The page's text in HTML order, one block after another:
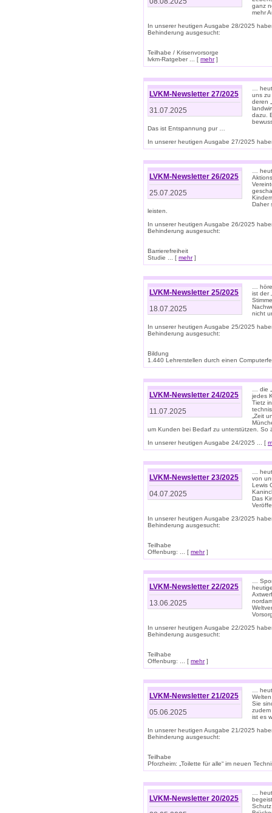
ganz
mehr
In unserer heutigen Ausgabe 28/2025
Behinderung ausgesucht:
Teilhabe / Krisenvorsorge
lvkm-Ratgeber ... [ mehr]
LVKM-Newsletter 27/2025
31.07.2025
…
uns zu
deren
dazu.
Das ist Entspannung pur …
In unserer heutigen Ausgabe 27/2025
LVKM-Newsletter 26/2025
25.07.2025
…
Daher
leisten.
In unserer heutigen Ausgabe 26/2025
Behinderung ausgesucht:
Barrierefreiheit
Studie ... [ mehr]
LVKM-Newsletter 25/2025
18.07.2025
…
ist der
nicht
In unserer heutigen Ausgabe 25/2025
Behinderung ausgesucht:
Bildung
1.440 Lehrerstellen durch einen
LVKM-Newsletter 24/2025
11.07.2025
… die
jedes
Tietz
„Zeit
um Kunden bei Bedarf zu unterstützen.
In unserer heutigen Ausgabe 24/2025 ... [
LVKM-Newsletter 23/2025
04.07.2025
…
von
Lewis
Das
In unserer heutigen Ausgabe 23/2025
Behinderung ausgesucht:
Teilhabe
Offenburg: ... [ mehr]
LVKM-Newsletter 22/2025
13.06.2025
…
In unserer heutigen Ausgabe 22/2025
Behinderung ausgesucht:
Teilhabe
Offenburg: ... [ mehr]
LVKM-Newsletter 21/2025
05.06.2025
…
Sie
ist es
In unserer heutigen Ausgabe 21/2025
Behinderung ausgesucht:
Teilhabe
Pforzheim: „Toilette für alle“ im neuen
LVKM-Newsletter 20/2025
…